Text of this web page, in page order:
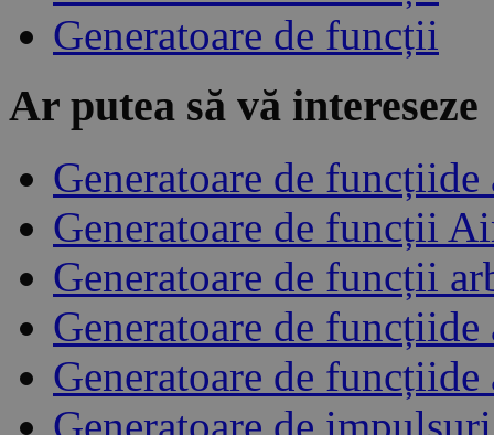
Generatoare de funcții
Ar putea să vă intereseze
Generatoare de
Generatoare de funcții
Generatoare de funcții
Generatoare de
Generatoare de